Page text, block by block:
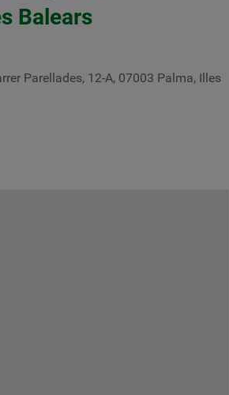
Balears
Parellades, 12-A, 07003 Palma, Illes